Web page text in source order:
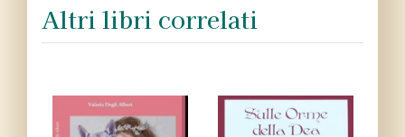
Altri libri correlati